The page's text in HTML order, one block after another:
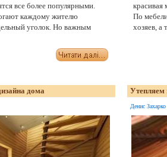
все более популярными.
каждому жителю
уголок. Но важным
красивая
По
хозяев, а
дома Утепляем
Денис Захарко